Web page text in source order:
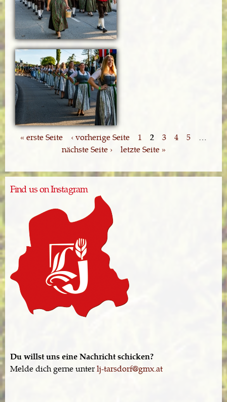
« erste Seite ‹ vorherige Seite 1 2 3 4 5
nächste Seite ›
letzte Seite »
Find us on Instagram
Du willst uns eine Nachricht schicken?
Melde dich gerne unterlj-tarsdorf@gmx.at